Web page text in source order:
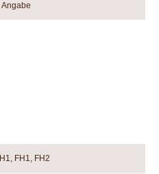
Angabe
FH1, FH2